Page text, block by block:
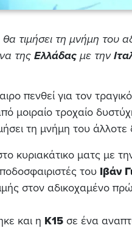
τιμήσει τη μνήμη του
της Ελλάδας με την
πενθεί για τον
μοιραίο τροχαίο
τη μνήμη του άλλοτε
κυριακάτικο ματς με
του Ιβάν
στον αδικοχαμένο
και η Κ15 σε ένα